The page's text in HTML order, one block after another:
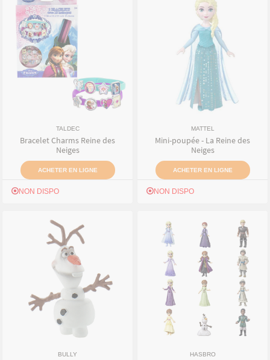
TALDEC
Bracelet Charms Reine des
Neiges
ACHETER EN LIGNE
NON DISPO
MATTEL
Mini-poupée - La Reine des
Neiges
ACHETER EN LIGNE
NON DISPO
BULLY HASBRO